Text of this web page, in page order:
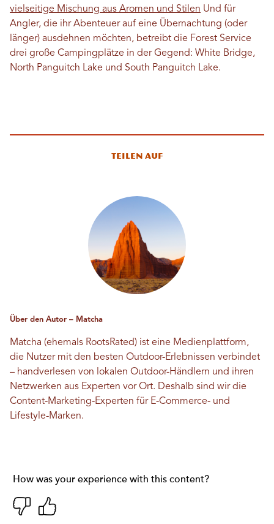
vielseitige Mischung aus Aromen und Stilen Und für
Angler, die ihr Abenteuer auf eine Übernachtung (oder
länger) ausdehnen möchten, betreibt die Forest Service
drei große Campingplätze in der Gegend: White Bridge,
North Panguitch Lake und South Panguitch Lake.
Teilen auf
Über den Autor – Matcha
Matcha (ehemals RootsRated) ist eine Medienplattform,
die Nutzer mit den besten Outdoor-Erlebnissen verbindet
– handverlesen von lokalen Outdoor-Händlern und ihren
Netzwerken aus Experten vor Ort. Deshalb sind wir die
Content-Marketing-Experten für E-Commerce- und
Lifestyle-Marken.